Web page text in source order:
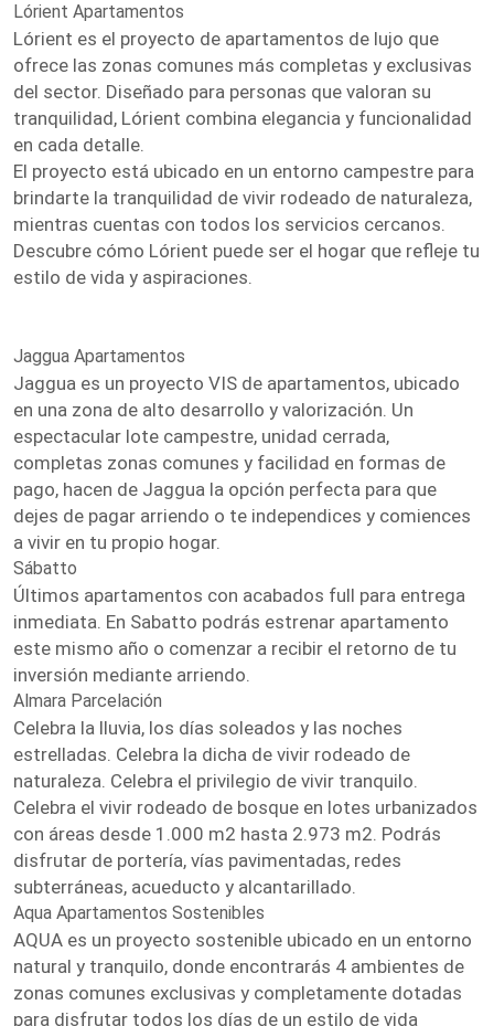
Lórient Apartamentos
Lórient es el proyecto de apartamentos de lujo que
ofrece las zonas comunes más completas y exclusivas
del sector. Diseñado para personas que valoran su
tranquilidad, Lórient combina elegancia y funcionalidad
en cada detalle.
El proyecto está ubicado en un entorno campestre para
brindarte la tranquilidad de vivir rodeado de naturaleza,
mientras cuentas con todos los servicios cercanos.
Descubre cómo Lórient puede ser el hogar que refleje tu
estilo de vida y aspiraciones.
Jaggua Apartamentos
Jaggua es un proyecto VIS de apartamentos, ubicado
en una zona de alto desarrollo y valorización. Un
espectacular lote campestre, unidad cerrada,
completas zonas comunes y facilidad en formas de
pago, hacen de Jaggua la opción perfecta para que
dejes de pagar arriendo o te independices y comiences
a vivir en tu propio hogar.
Sábatto
Últimos apartamentos con acabados full para entrega
inmediata. En Sabatto podrás estrenar apartamento
este mismo año o comenzar a recibir el retorno de tu
inversión mediante arriendo.
Almara Parcelación
Celebra la lluvia, los días soleados y las noches
estrelladas. Celebra la dicha de vivir rodeado de
naturaleza. Celebra el privilegio de vivir tranquilo.
Celebra el vivir rodeado de bosque en lotes urbanizados
con áreas desde 1.000 m2 hasta 2.973 m2. Podrás
disfrutar de portería, vías pavimentadas, redes
subterráneas, acueducto y alcantarillado.
Aqua Apartamentos Sostenibles
AQUA es un proyecto sostenible ubicado en un entorno
natural y tranquilo, donde encontrarás 4 ambientes de
zonas comunes exclusivas y completamente dotadas
para disfrutar todos los días de un estilo de vida